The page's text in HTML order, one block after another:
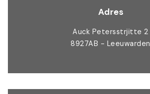
Adres
Auck Petersstrjitte 2
8927AB - Leeuwarden